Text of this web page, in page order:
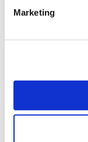
Marketing
2022 (197)
2020 (263)
2016 (167)